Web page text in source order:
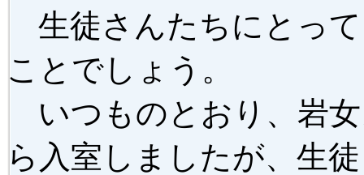
生徒さんたちにとっ
ことでしょう。
いつものとおり、岩
ら入室しましたが、生